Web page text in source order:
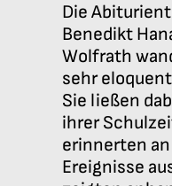
Die
Benedikt
Wolfrath
sehr
Sie ließen
ihrer
erinnerten
Ereignisse